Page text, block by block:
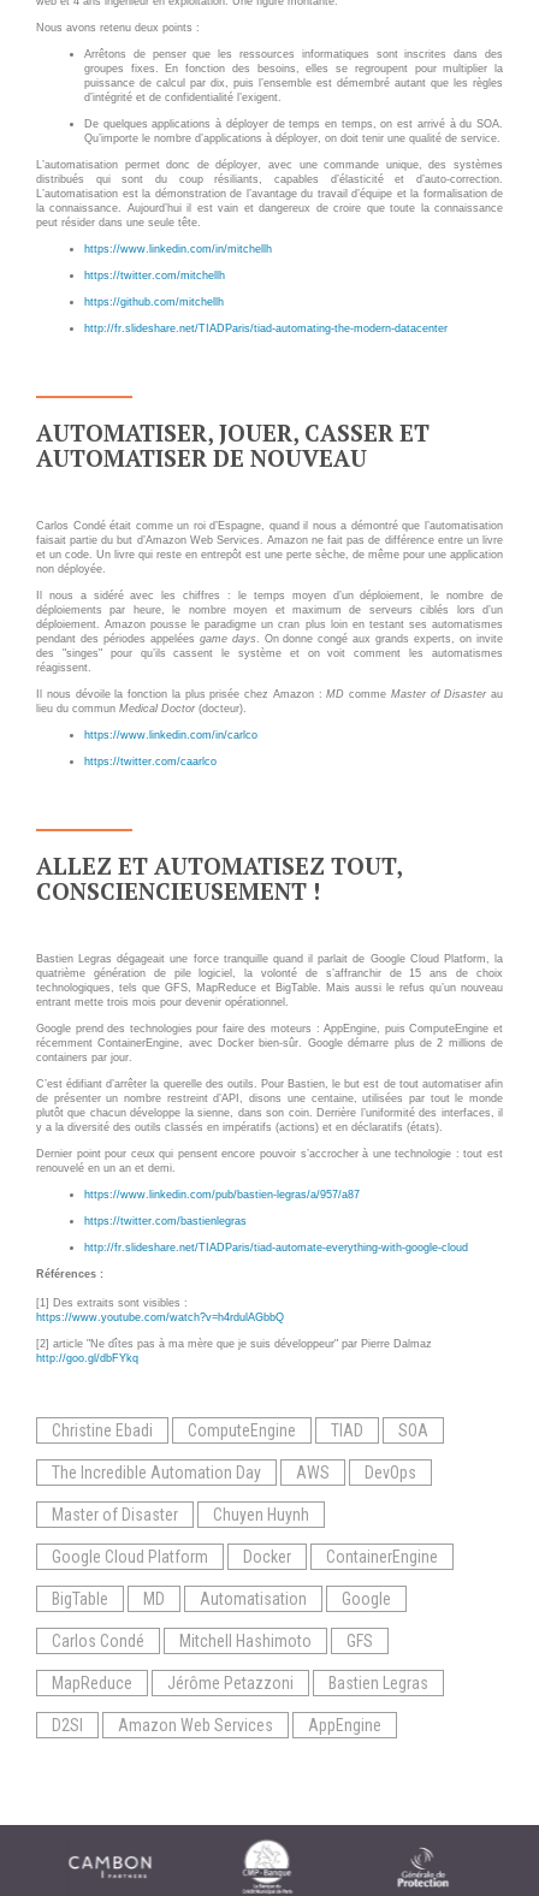
SOLUTIONS
INTRANET
Réseaux Sociaux d'Entreprise
- RSE
Solutions Collaboratives
EMAILING
ACTU PILOT SYSTEMS
ACTU COMMUNAUTÉ
EVÉNEMENTS
Nous avons retenu deux points :
Arrêtons de penser que les ressources informatiques sont inscrites dans des
groupes fixes. En fonction des besoins, elles se regroupent pour multiplier la
puissance de calcul par dix, puis l’ensemble est démembré autant que les règles
d’intégrité et de confidentialité l’exigent.
De quelques applications à déployer de temps en temps, on est arrivé à du SOA.
Qu’importe le nombre d’applications à déployer, on doit tenir une qualité de service.
L’automatisation permet donc de déployer, avec une commande unique, des systèmes
distribués qui sont du coup résiliants, capables d’élasticité et d’auto-correction.
L’automatisation est la démonstration de l’avantage du travail d’équipe et la formalisation de
la connaissance. Aujourd’hui il est vain et dangereux de croire que toute la connaissance
peut résider dans une seule tête.
https://www.linkedin.com/in/mitchellh
https://twitter.com/mitchellh
https://github.com/mitchellh
http://fr.slideshare.net/TIADParis/tiad-automating-the-modern-datacenter
AUTOMATISER, JOUER, CASSER ET
AUTOMATISER DE NOUVEAU
Carlos Condé était comme un roi d’Espagne, quand il nous a démontré que l’automatisation
faisait partie du but d’Amazon Web Services. Amazon ne fait pas de différence entre un livre
et un code. Un livre qui reste en entrepôt est une perte sèche, de même pour une application
non déployée.
Il nous a sidéré avec les chiffres : le temps moyen d’un déploiement, le nombre de
déploiements par heure, le nombre moyen et maximum de serveurs ciblés lors d’un
déploiement. Amazon pousse le paradigme un cran plus loin en testant ses automatismes
pendant des périodes appelées game days. On donne congé aux grands experts, on invite
des "singes" pour qu’ils cassent le système et on voit comment les automatismes
réagissent.
Il nous dévoile la fonction la plus prisée chez Amazon :MD comme Master of Disaster au
lieu du commun Medical Doctor (docteur).
https://www.linkedin.com/in/carlco
https://twitter.com/caarlco
ALLEZ ET AUTOMATISEZ TOUT,
CONSCIENCIEUSEMENT !
Bastien Legras dégageait une force tranquille quand il parlait de Google Cloud Platform, la
quatrième génération de pile logiciel, la volonté de s’affranchir de 15 ans de choix
technologiques, tels que GFS, MapReduce et BigTable. Mais aussi le refus qu’un nouveau
entrant mette trois mois pour devenir opérationnel.
Google prend des technologies pour faire des moteurs : AppEngine, puis ComputeEngine et
récemment ContainerEngine, avec Docker bien-sûr. Google démarre plus de 2 millions de
containers par jour.
C’est édifiant d’arrêter la querelle des outils. Pour Bastien, le but est de tout automatiser afin
de présenter un nombre restreint d’API, disons une centaine, utilisées par tout le monde
plutôt que chacun développe la sienne, dans son coin. Derrière l’uniformité des interfaces, il
y a la diversité des outils classés en impératifs (actions) et en déclaratifs (états).
Dernier point pour ceux qui pensent encore pouvoir s’accrocher à une technologie : tout est
renouvelé en un an et demi.
https://www.linkedin.com/pub/bastien-legras/a/957/a87
https://twitter.com/bastienlegras
http://fr.slideshare.net/TIADParis/tiad-automate-everything-with-google-cloud
Références :
[1] Des extraits sont visibles :
https://www.youtube.com/watch?v=h4rdulAGbbQ
[2] article "Ne dîtes pas à ma mère que je suis développeur" par Pierre Dalmaz
http://goo.gl/dbFYkq
Christine Ebadi ComputeEngine TIAD SOA
The Incredible Automation Day AWS DevOps
Master of Disaster Chuyen Huynh
Google Cloud Platform Docker ContainerEngine
BigTable MD Automatisation Google
Carlos Condé Mitchell Hashimoto GFS
MapReduce Jérôme Petazzoni Bastien Legras
D2SI Amazon Web Services AppEngine